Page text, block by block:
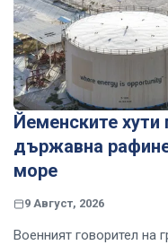
Йеменските хути
държавна
море
9 Август, 2026
Военният говорител на